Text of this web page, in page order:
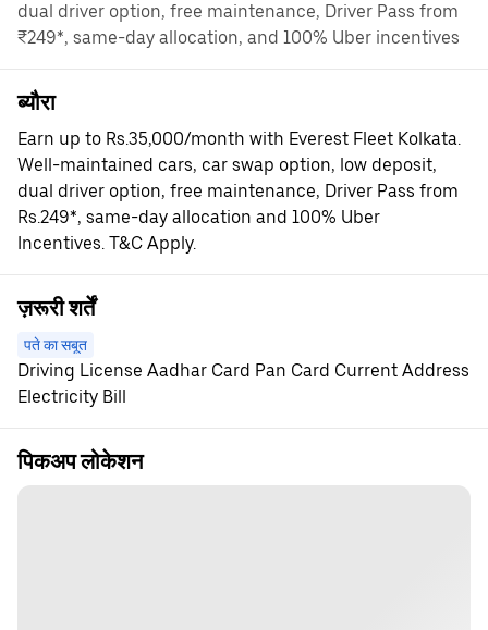
dual driver option, free maintenance, Driver Pass from
₹249*, same-day allocation, and 100% Uber incentives
ब्यौरा
Earn up to Rs.35,000/month with Everest Fleet Kolkata.
Well-maintained cars, car swap option, low deposit,
dual driver option, free maintenance, Driver Pass from
Rs.249*, same-day allocation and 100% Uber
Incentives. T&C Apply.
ज़रूरी शर्तें
पते का सबूत
Driving License Aadhar Card Pan Card Current Address
Electricity Bill
पिकअप लोकेशन